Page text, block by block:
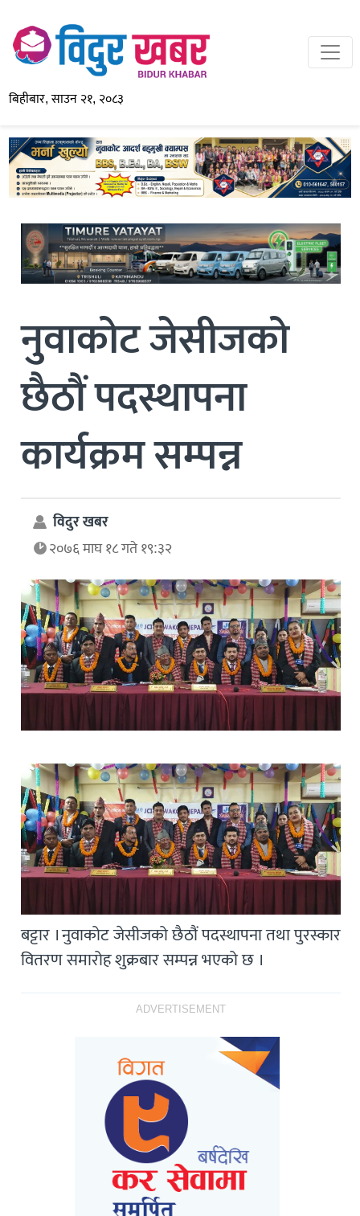
बिहीबार, साउन २१, २०८३
नुवाकोट जेसीजको
छैठौं पदस्थापना
कार्यक्रम सम्पन्न
विदुर खबर
२०७६ माघ १८ गते १९:३२
बट्टार । नुवाकोट जेसीजको छैठौं पदस्थापना तथा पुरस्कार
वितरण समारोह शुक्रबार सम्पन्न भएको छ ।
ADVERTISEMENT